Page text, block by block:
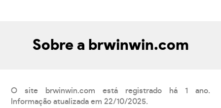
Sobre a brwinwin.com
O site brwinwin.com está registrado há 1 ano.
Informação atualizada em 22/10/2025.